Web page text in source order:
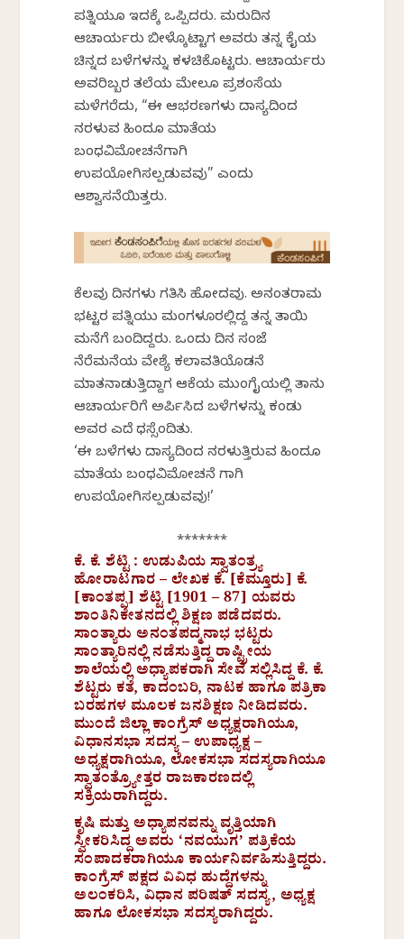
ಪತ್ನಿಯೂ ಇದಕ್ಕೆ ಒಪ್ಪಿದರು. ಮರುದಿನ
ಆಚಾರ್ಯರು ಬೀಳ್ಕೊಟ್ಟಾಗ ಅವರು ತನ್ನ ಕೈಯ
ಚಿನ್ನದ ಬಳೆಗಳನ್ನು ಕಳಚಿಕೊಟ್ಟರು. ಆಚಾರ್ಯರು
ಅವರಿಬ್ಬರ ತಲೆಯ ಮೇಲೂ ಪ್ರಶಂಸೆಯ
ಮಳೆಗರೆದು, “ಈ ಆಭರಣಗಳು ದಾಸ್ಯದಿಂದ
ನರಳುವ ಹಿಂದೂ ಮಾತೆಯ
ಬಂಧವಿಮೋಚನೆಗಾಗಿ
ಉಪಯೋಗಿಸಲ್ಪಡುವವು” ಎಂದು
ಆಶ್ವಾಸನೆಯಿತ್ತರು.
ಕೆಲವು ದಿನಗಳು ಗತಿಸಿ ಹೋದವು. ಅನಂತರಾಮ
ಭಟ್ಟರ ಪತ್ನಿಯು ಮಂಗಳೂರಲ್ಲಿದ್ದ ತನ್ನ ತಾಯಿ
ಮನೆಗೆ ಬಂದಿದ್ದರು. ಒಂದು ದಿನ ಸಂಜೆ
ನೆರೆಮನೆಯ ವೇಶ್ಯೆ ಕಲಾವತಿಯೊಡನೆ
ಮಾತನಾಡುತ್ತಿದ್ದಾಗ ಆಕೆಯ ಮುಂಗೈಯಲ್ಲಿ ತಾನು
ಆಚಾರ್ಯರಿಗೆ ಅರ್ಪಿಸಿದ ಬಳೆಗಳನ್ನು ಕಂಡು
ಅವರ ಎದೆ ಧಸ್ಸೆಂದಿತು.
‘ಈ ಬಳೆಗಳು ದಾಸ್ಯದಿಂದ ನರಳುತ್ತಿರುವ ಹಿಂದೂ
ಮಾತೆಯ ಬಂಧವಿಮೋಚನೆ ಗಾಗಿ
ಉಪಯೋಗಿಸಲ್ಪಡುವವು!’
*******
ಕೆ. ಕೆ. ಶೆಟ್ಟಿ : ಉಡುಪಿಯ ಸ್ವಾತಂತ್ರ್ಯ
ಹೋರಾಟಗಾರ – ಲೇಖಕ ಕೆ. [ಕೆಮ್ತೂರು] ಕೆ.
[ಕಾಂತಪ್ಪ] ಶೆಟ್ಟಿ [1901 – 87] ಯವರು
ಶಾಂತಿನಿಕೇತನದಲ್ಲಿ ಶಿಕ್ಷಣ ಪಡೆದವರು.
ಸಾಂತ್ಯಾರು ಅನಂತಪದ್ಮನಾಭ ಭಟ್ಟರು
ಸಾಂತ್ಯಾರಿನಲ್ಲಿ ನಡೆಸುತ್ತಿದ್ದ ರಾಷ್ಟ್ರೀಯ
ಶಾಲೆಯಲ್ಲಿ ಅಧ್ಯಾಪಕರಾಗಿ ಸೇವೆ ಸಲ್ಲಿಸಿದ್ದ ಕೆ. ಕೆ.
ಶೆಟ್ಟರು ಕತೆ, ಕಾದಂಬರಿ, ನಾಟಕ ಹಾಗೂ ಪತ್ರಿಕಾ
ಬರಹಗಳ ಮೂಲಕ ಜನಶಿಕ್ಷಣ ನೀಡಿದವರು.
ಮುಂದೆ ಜಿಲ್ಲಾ ಕಾಂಗ್ರೆಸ್ ಅಧ್ಯಕ್ಷರಾಗಿಯೂ,
ವಿಧಾನಸಭಾ ಸದಸ್ಯ – ಉಪಾಧ್ಯಕ್ಷ –
ಅಧ್ಯಕ್ಷರಾಗಿಯೂ, ಲೋಕಸಭಾ ಸದಸ್ಯರಾಗಿಯೂ
ಸ್ವಾತಂತ್ರ್ಯೋತ್ತರ ರಾಜಕಾರಣದಲ್ಲಿ
ಸಕ್ರಿಯರಾಗಿದ್ದರು.
ಕೃಷಿ ಮತ್ತು ಅಧ್ಯಾಪನವನ್ನು ವೃತ್ತಿಯಾಗಿ
ಸ್ವೀಕರಿಸಿದ್ದ ಅವರು ‘ನವಯುಗ’ ಪತ್ರಿಕೆಯ
ಸಂಪಾದಕರಾಗಿಯೂ ಕಾರ್ಯನಿರ್ವಹಿಸುತ್ತಿದ್ದರು.
ಕಾಂಗ್ರೆಸ್ ಪಕ್ಷದ ವಿವಿಧ ಹುದ್ದೆಗಳನ್ನು
ಅಲಂಕರಿಸಿ, ವಿಧಾನ ಪರಿಷತ್ ಸದಸ್ಯ, ಅಧ್ಯಕ್ಷ
ಹಾಗೂ ಲೋಕಸಭಾ ಸದಸ್ಯರಾಗಿದ್ದರು.